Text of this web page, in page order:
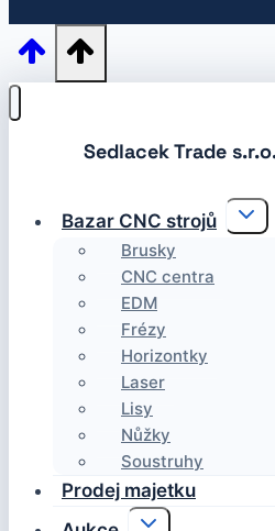
Bazar CNC strojů
Toggle
Brusky
CNC centra
EDM
Frézy
Horizontky
Laser
Lisy
Nůžky
Soustruhy
Prodej majetku
Toggle